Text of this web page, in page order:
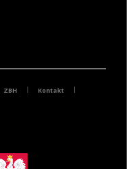
ZBH Kontakt